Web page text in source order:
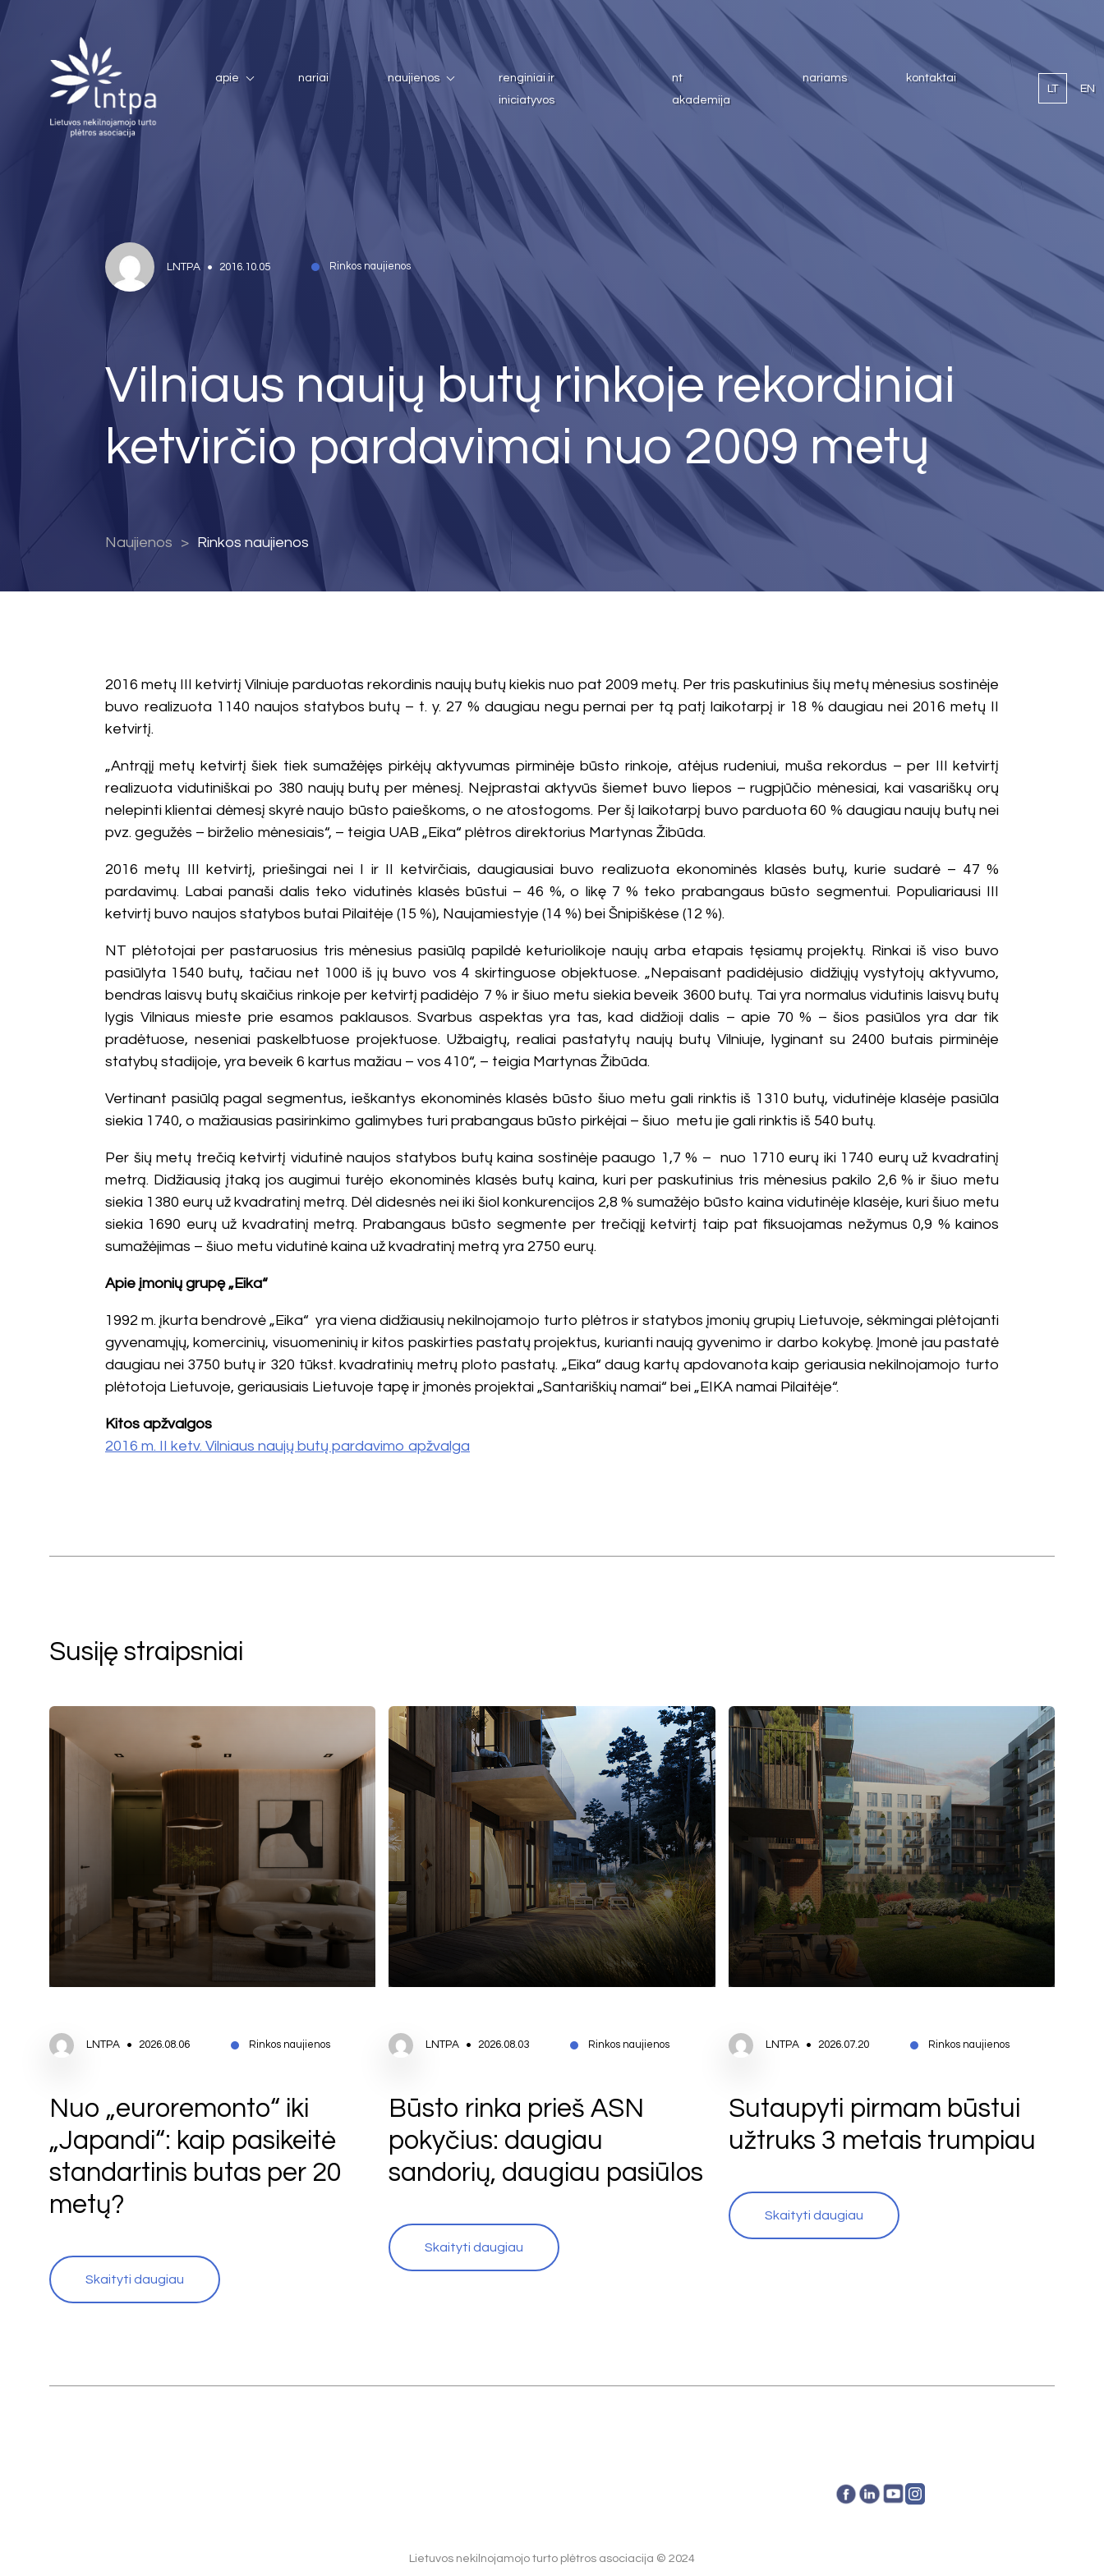
apie nariai naujienos
renginiai ir
iniciatyvos
nt
akademija
nariams
kontaktai
LT
EN
LNTPA 2016.10.05 Rinkos naujienos
Vilniaus naujų butų rinkoje rekordiniai
ketvirčio pardavimai nuo 2009 metų
Naujienos Rinkos naujienos
2016 metų III ketvirtį Vilniuje parduotas rekordinis naujų butų kiekis nuo pat 2009 metų. Per tris paskutinius šių metų mėnesius sostinėje
buvo realizuota 1140 naujos statybos butų – t. y. 27 % daugiau negu pernai per tą patį laikotarpį ir 18 % daugiau nei 2016 metų II
ketvirtį.
„Antrąjį metų ketvirtį šiek tiek sumažėjęs pirkėjų aktyvumas pirminėje būsto rinkoje, atėjus rudeniui, muša rekordus – per III ketvirtį
realizuota vidutiniškai po 380 naujų butų per mėnesį. Neįprastai aktyvūs šiemet buvo liepos – rugpjūčio mėnesiai, kai vasariškų orų
nelepinti klientai dėmesį skyrė naujo būsto paieškoms, o ne atostogoms. Per šį laikotarpį buvo parduota 60 % daugiau naujų butų nei
pvz. gegužės – birželio mėnesiais“, – teigia UAB „Eika“ plėtros direktorius Martynas Žibūda.
2016 metų III ketvirtį, priešingai nei I ir II ketvirčiais, daugiausiai buvo realizuota ekonominės klasės butų, kurie sudarė – 47 %
pardavimų. Labai panaši dalis teko vidutinės klasės būstui – 46 %, o likę 7 % teko prabangaus būsto segmentui. Populiariausi III
ketvirtį buvo naujos statybos butai Pilaitėje (15 %), Naujamiestyje (14 %) bei Šnipiškėse (12 %).
NT plėtotojai per pastaruosius tris mėnesius pasiūlą papildė keturiolikoje naujų arba etapais tęsiamų projektų. Rinkai iš viso buvo
pasiūlyta 1540 butų, tačiau net 1000 iš jų buvo vos 4 skirtinguose objektuose. „Nepaisant padidėjusio didžiųjų vystytojų aktyvumo,
bendras laisvų butų skaičius rinkoje per ketvirtį padidėjo 7 % ir šiuo metu siekia beveik 3600 butų. Tai yra normalus vidutinis laisvų butų
lygis Vilniaus mieste prie esamos paklausos. Svarbus aspektas yra tas, kad didžioji dalis – apie 70 % – šios pasiūlos yra dar tik
pradėtuose, neseniai paskelbtuose projektuose. Užbaigtų, realiai pastatytų naujų butų Vilniuje, lyginant su 2400 butais pirminėje
statybų stadijoje, yra beveik 6 kartus mažiau – vos 410“, – teigia Martynas Žibūda.
Vertinant pasiūlą pagal segmentus, ieškantys ekonominės klasės būsto šiuo metu gali rinktis iš 1310 butų, vidutinėje klasėje pasiūla
siekia 1740, o mažiausias pasirinkimo galimybes turi prabangaus būsto pirkėjai – šiuo metu jie gali rinktis iš 540 butų.
Per šių metų trečią ketvirtį vidutinė naujos statybos butų kaina sostinėje paaugo 1,7 % – nuo 1710 eurų iki 1740 eurų už kvadratinį
metrą. Didžiausią įtaką jos augimui turėjo ekonominės klasės butų kaina, kuri per paskutinius tris mėnesius pakilo 2,6 % ir šiuo metu
siekia 1380 eurų už kvadratinį metrą. Dėl didesnės nei iki šiol konkurencijos 2,8 % sumažėjo būsto kaina vidutinėje klasėje, kuri šiuo metu
siekia 1690 eurų už kvadratinį metrą. Prabangaus būsto segmente per trečiąjį ketvirtį taip pat fiksuojamas nežymus 0,9 % kainos
sumažėjimas – šiuo metu vidutinė kaina už kvadratinį metrą yra 2750 eurų.
Apie įmonių grupę „Eika“
1992 m. įkurta bendrovė „Eika“ yra viena didžiausių nekilnojamojo turto plėtros ir statybos įmonių grupių Lietuvoje, sėkmingai plėtojanti
gyvenamųjų, komercinių, visuomeninių ir kitos paskirties pastatų projektus, kurianti naują gyvenimo ir darbo kokybę. Įmonė jau pastatė
daugiau nei 3750 butų ir 320 tūkst. kvadratinių metrų ploto pastatų. „Eika“ daug kartų apdovanota kaip geriausia nekilnojamojo turto
plėtotoja Lietuvoje, geriausiais Lietuvoje tapę ir įmonės projektai „Santariškių namai“ bei „EIKA namai Pilaitėje“.
Kitos apžvalgos
2016 m. II ketv. Vilniaus naujų butų pardavimo apžvalga
Susiję straipsniai
LNTPA 2026.08.06 Rinkos naujienos
Nuo „euroremonto“ iki
„Japandi“: kaip pasikeitė
standartinis butas per 20
metų?
Skaityti daugiau
LNTPA 2026.08.03 Rinkos naujienos
Būsto rinka prieš ASN
pokyčius: daugiau
sandorių, daugiau pasiūlos
Skaityti daugiau
LNTPA 2026.07.20 Rinkos naujienos
Sutaupyti pirmam būstui
užtruks 3 metais trumpiau
Skaityti daugiau
Lietuvos nekilnojamojo turto plėtros asociacija © 2024